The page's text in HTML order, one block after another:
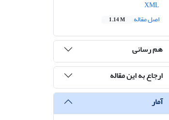
اصل مقاله
1.14 M
هم رسانی
ارجاع به این مقاله
آمار